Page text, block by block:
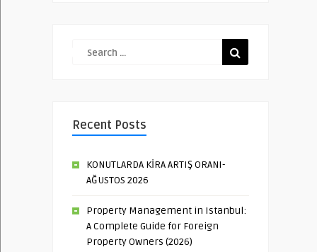
Recent Posts
KONUTLARDA KİRA ARTIŞ ORANI-
AĞUSTOS 2026
Property Management in Istanbul:
A Complete Guide for Foreign
Property Owners (2026)